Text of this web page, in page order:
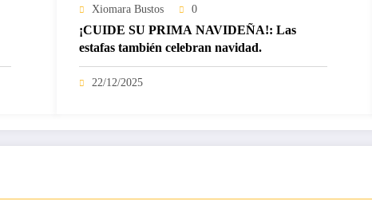
Xiomara Bustos 0
¡CUIDE SU PRIMA NAVIDEÑA!: Las
estafas también celebran navidad.
22/12/2025